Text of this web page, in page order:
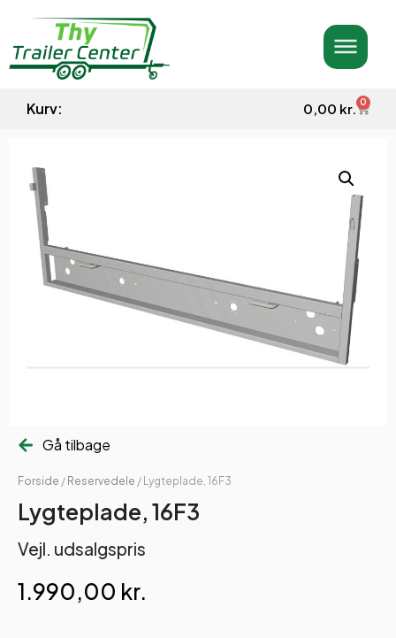
Kurv: 0,00 kr. 0
Gå tilbage
Forside / Reservedele / Lygteplade, 16F3
Lygteplade, 16F3
Vejl. udsalgspris
1.990,00 kr.